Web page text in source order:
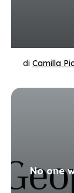
di Camilla
No one